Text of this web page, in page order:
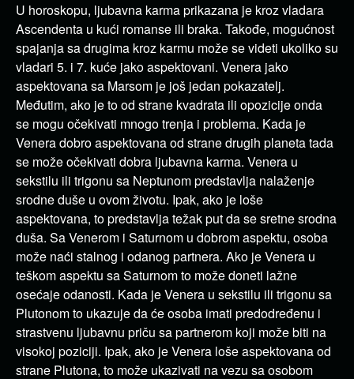
U horoskopu, ljubavna karma prikazana je kroz vladara
Ascendenta u kući romanse ili braka. Takođe, mogućnost
spajanja sa drugima kroz karmu može se videti ukoliko su
vladari 5. i 7. kuće jako aspektovani. Venera jako
aspektovana sa Marsom je još jedan pokazatelj.
Međutim, ako je to od strane kvadrata ili opozicije onda
se mogu očekivati mnogo trenja i problema. Kada je
Venera dobro aspektovana od strane drugih planeta tada
se može očekivati dobra ljubavna karma. Venera u
sekstilu ili trigonu sa Neptunom predstavlja nalaženje
srodne duše u ovom životu. Ipak, ako je loše
aspektovana, to predstavlja težak put da se sretne srodna
duša. Sa Venerom i Saturnom u dobrom aspektu, osoba
može naći stalnog i odanog partnera. Ako je Venera u
teškom aspektu sa Saturnom to može doneti lažne
osećaje odanosti. Kada je Venera u sekstilu ili trigonu sa
Plutonom to ukazuje da će osoba imati predodređenu i
strastvenu ljubavnu priču sa partnerom koji može biti na
visokoj poziciji. Ipak, ako je Venera loše aspektovana od
strane Plutona, to može ukazivati na vezu sa osobom